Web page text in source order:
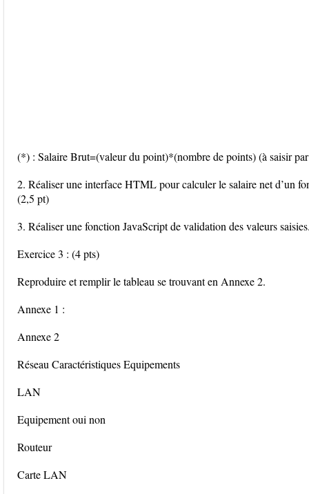
(*) : Salaire Brut=(valeur du point)*(nombre de points) (à saisir
2. Réaliser une interface HTML pour calculer le salaire net d’un
(2,5 pt)
3. Réaliser une fonction JavaScript de validation des valeurs
Exercice 3 : (4 pts)
Reproduire et remplir le tableau se trouvant en Annexe 2.
Annexe 1 :
Annexe 2
Réseau Caractéristiques Equipements
LAN
Equipement oui non
Routeur
Carte LAN